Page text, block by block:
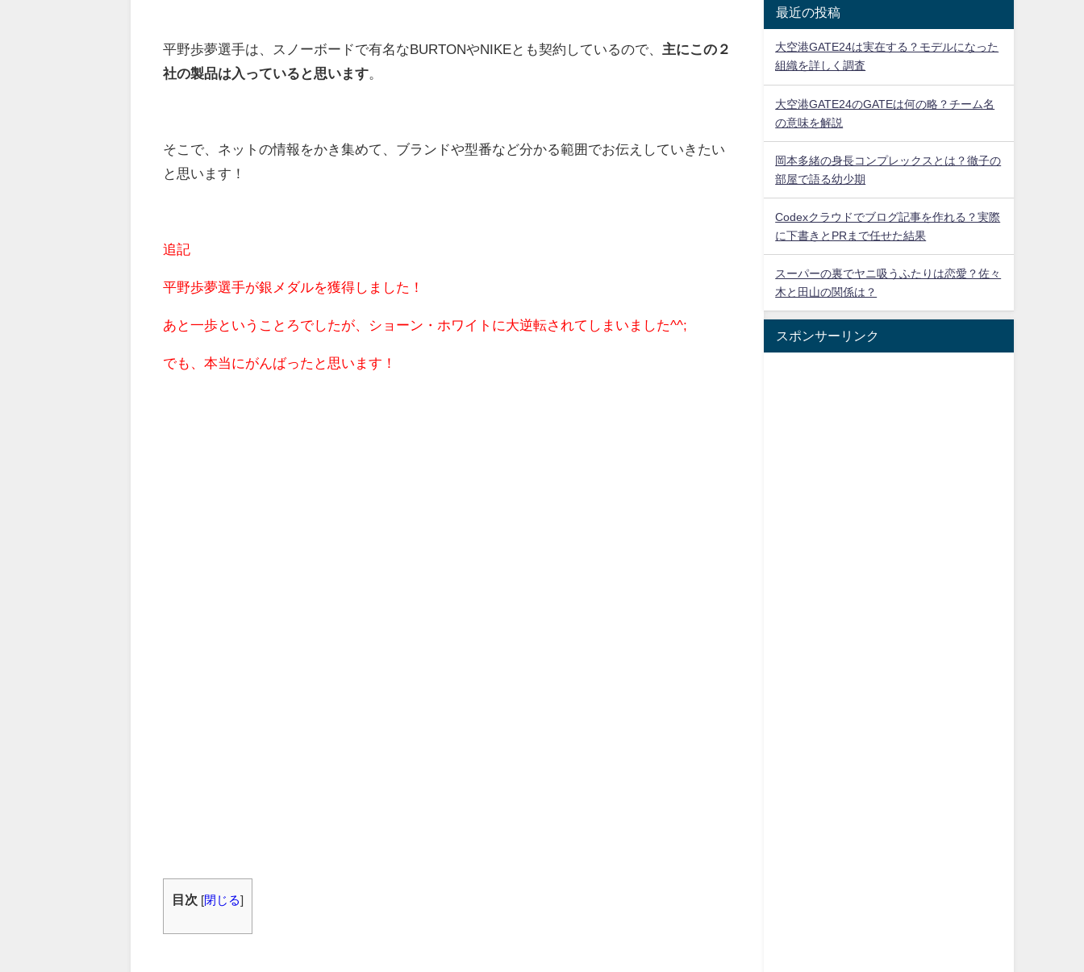
平野歩夢選手は、スノーボードで有名なBURTONやNIKEとも契約しているので、 主にこの２
社の製品は入っていると思います
そこで、ネットの情報をかき集めて、ブランドや型番など分かる範囲でお伝えしていきたい
と思います！
追記
平野歩夢選手が銀メダルを獲得しました！
あと一歩ということろでしたが、ショーン・ホワイトに大逆転されてしまいました^^;
でも、本当にがんばったと思います！
目次 閉じる
最近の投稿
大空港GATE24は実在する？モデルになった
組織を詳しく調査
大空港GATE24のGATEは何の略？チーム名
の意味を解説
岡本多緒の身長コンプレックスとは？徹子の
部屋で語る幼少期
Codexクラウドでブログ記事を作れる？実際
に下書きとPRまで任せた結果
スーパーの裏でヤニ吸うふたりは恋愛？佐々
木と田山の関係は？
スポンサーリンク